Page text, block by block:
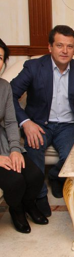
Ильсур
Ташы»
12/02/2025
Жители
и